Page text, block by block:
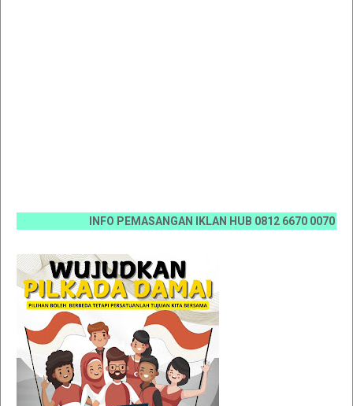
INFO PEMASANGAN IKLAN HUB 0812 6670 0070 /